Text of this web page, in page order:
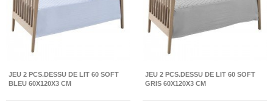
JEU 2 PCS.DESSU DE LIT 60 SOFT
BLEU 60X120X3 CM
JEU 2 PCS.DESSU DE LIT 60 SOFT
GRIS 60X120X3 CM